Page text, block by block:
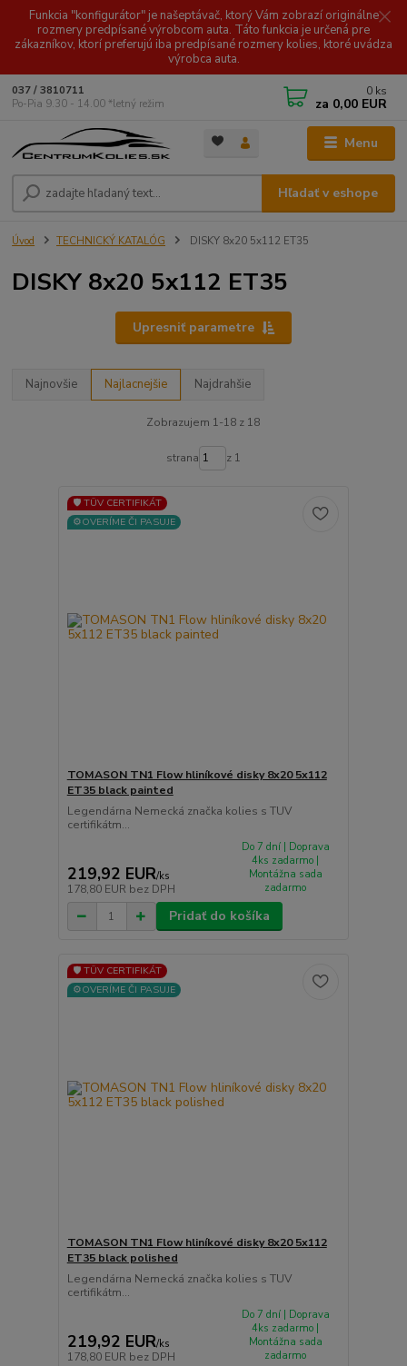
Funkcia "konfigurátor" je našeptávač, ktorý Vám zobrazí originálne
rozmery predpísané výrobcom auta. Táto funkcia je určená pre
zákazníkov, ktorí preferujú iba predpísané rozmery kolies, ktoré uvádza
výrobca auta.
Menu
Hľadať v eshope
037 / 3810711
Po-Pia 9.30 - 14.00 *letný režim
0 ks
za 0,00 EUR
Úvod TECHNICKÝ KATALÓG DISKY 8x20 5x112 ET35
DISKY 8x20 5x112 ET35
Upresniť parametre
Najnovšie Najlacnejšie Najdrahšie
Zobrazujem 1-18 z 18
strana z 1
🛡️ TÜV CERTIFIKÁT
⚙️OVERÍME ČI PASUJE
TOMASON TN1 Flow hliníkové disky 8x20 5x112
ET35 black painted
Legendárna Nemecká značka kolies s TUV
certifikátm...
219,92 EUR/ks
178,80 EUR bez DPH
Do 7 dní | Doprava
4ks zadarmo |
Montážna sada
zadarmo
Pridať do košíka
🛡️ TÜV CERTIFIKÁT
⚙️OVERÍME ČI PASUJE
TOMASON TN1 Flow hliníkové disky 8x20 5x112
ET35 black polished
Legendárna Nemecká značka kolies s TUV
certifikátm...
219,92 EUR/ks
178,80 EUR bez DPH
Do 7 dní | Doprava
4ks zadarmo |
Montážna sada
zadarmo